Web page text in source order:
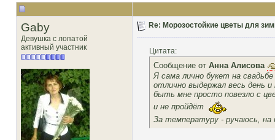
Gaby
Девушка с лопатой
активный участник
Re: Морозостойкие цветы для
Цитата:
Сообщение от Анна Алисова
Я сама лично букет на
отлично выдержал весь день
быть мне просто повезло с
и не пройдёт
За температуру - ручаюсь,